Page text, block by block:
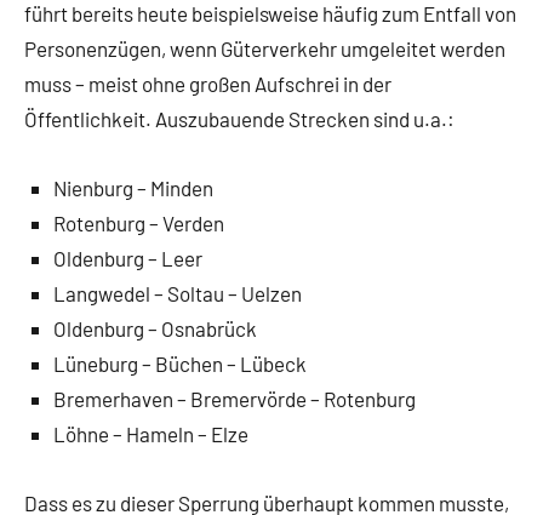
führt bereits heute beispielsweise häufig zum Entfall von
Personenzügen, wenn Güterverkehr umgeleitet werden
muss – meist ohne großen Aufschrei in der
Öffentlichkeit. Auszubauende Strecken sind u.a.:
Nienburg – Minden
Rotenburg – Verden
Oldenburg – Leer
Langwedel – Soltau – Uelzen
Oldenburg – Osnabrück
Lüneburg – Büchen – Lübeck
Bremerhaven – Bremervörde – Rotenburg
Löhne – Hameln – Elze
Dass es zu dieser Sperrung überhaupt kommen musste,